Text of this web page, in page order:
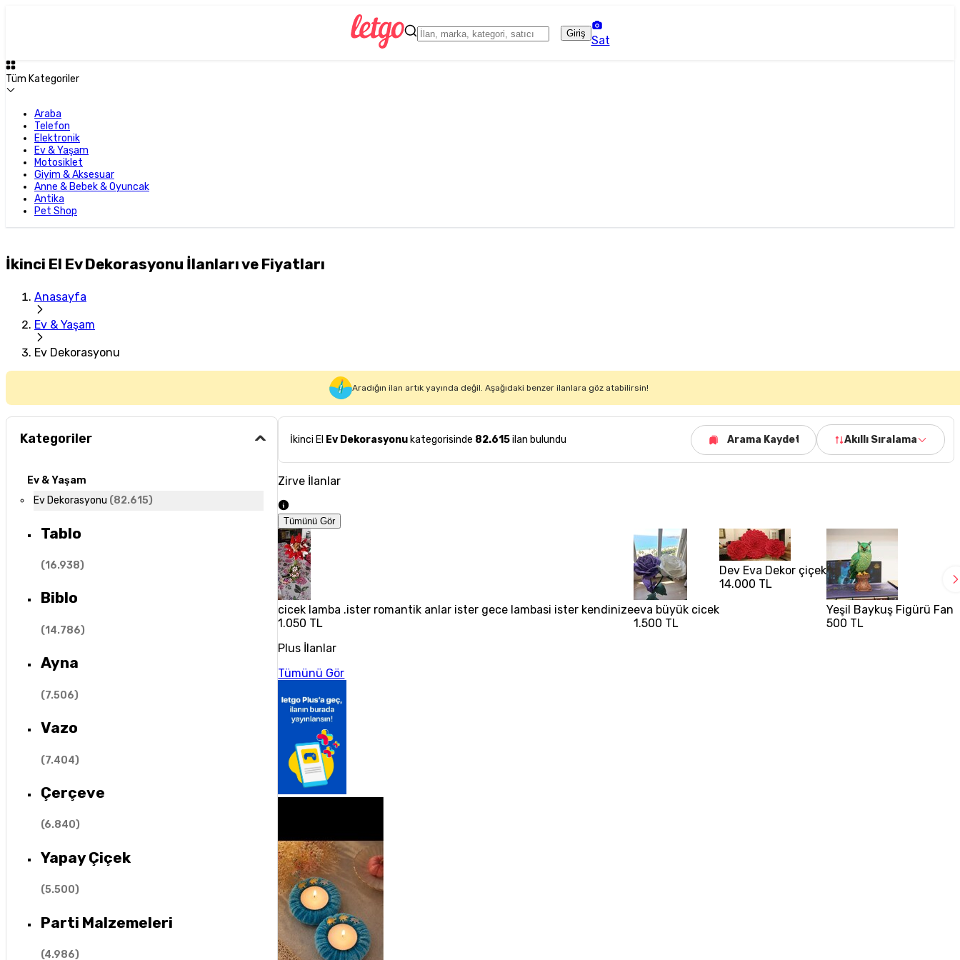
Giriş
Sat
Tüm Kategoriler
Araba
Telefon
Elektronik
Ev & Yaşam
Motosiklet
Giyim & Aksesuar
Anne & Bebek & Oyuncak
Antika
Pet Shop
İkinci El Ev Dekorasyonu İlanları ve Fiyatları
Anasayfa
Ev & Yaşam
Ev Dekorasyonu
Aradığın ilan artık yayında değil. Aşağıdaki benzer ilanlara göz atabilirsin!
Kategoriler
Ev & Yaşam
Ev Dekorasyonu (82.615)
Tablo
(16.938)
Biblo
(14.786)
Ayna
(7.506)
Vazo
(7.404)
Çerçeve
(6.840)
Yapay Çiçek
(5.500)
Parti Malzemeleri
(4.986)
İkinci El Ev Dekorasyonu kategorisinde 82.615ilan bulundu Arama Kaydet Akıllı Sıralama
Zirve İlanlar
Tümünü Gör
cicek lamba .ister romantik anlar ister gece lambasi ister kendinize
1.050 TL
eva büyük cicek
1.500 TL
Dev Eva Dekor çiçek
14.000 TL
Yeşil Baykuş Figürü
500 TL
Plus İlanlar
Tümünü Gör